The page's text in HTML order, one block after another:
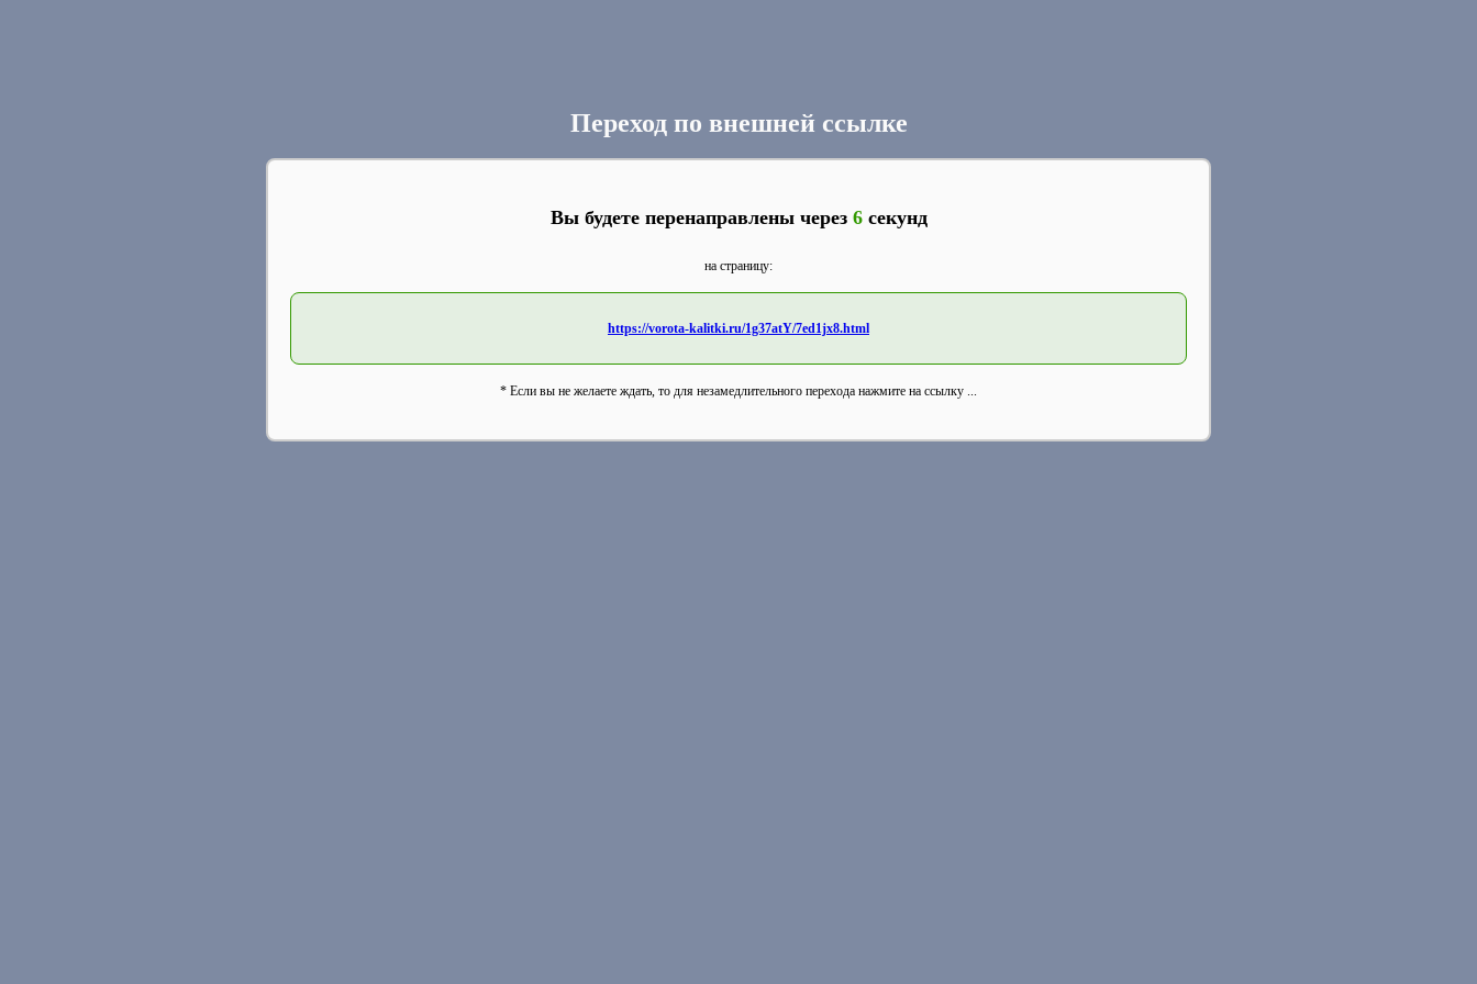
Переход по внешней ссылке
Вы будете перенаправлены через 6секунд
на страницу:
https://vorota-kalitki.ru/1g37atY/7ed1jx8.html
* Если вы не желаете ждать, то для незамедлительного перехода нажмите на ссылку ...